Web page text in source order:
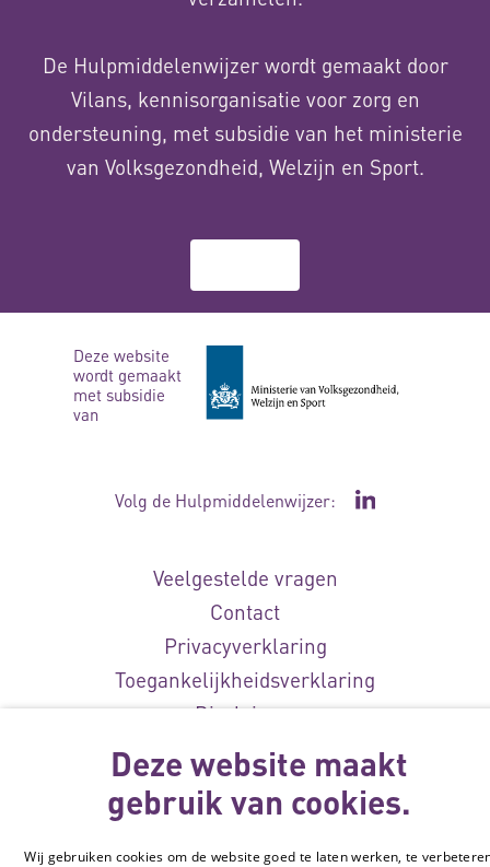
De Hulpmiddelenwijzer wordt gemaakt door
Vilans, kennisorganisatie voor zorg en
ondersteuning, met subsidie van het ministerie
van Volksgezondheid, Welzijn en Sport.
Deze website
wordt gemaakt
met subsidie
van
Volg de Hulpmiddelenwijzer: Ga naar de
Veelgestelde vragen
Contact
Privacyverklaring
Toegankelijkheidsverklaring
Disclaimer
Cookie-instellingen
© Vilans, 2026
Deze website maakt
gebruik van cookies.
Wij gebruiken cookies om de website goed te laten werken, te